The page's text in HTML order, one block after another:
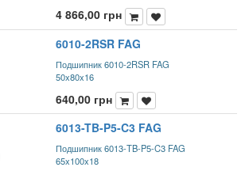
4 866,00 грн
6010-2RSR FAG
Подшипник 6010-2RSR FAG
50x80x16
640,00 грн
6013-TB-P5-C3 FAG
Подшипник 6013-TB-P5-C3 FAG
65x100x18